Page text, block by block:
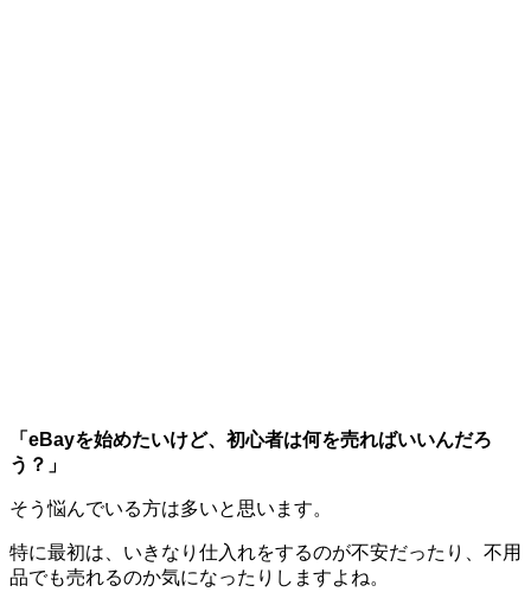
「eBayを始めたいけど、初心者は何を売ればいいんだろ
う？」
そう悩んでいる方は多いと思います。
特に最初は、いきなり仕入れをするのが不安だったり、不用
品でも売れるのか気になったりしますよね。